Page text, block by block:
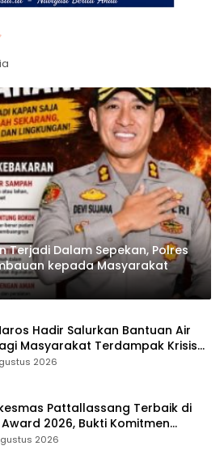
Terjadi Dalam Sepekan, Polres
kepada Masyarakat
Hadir Salurkan Bantuan Air
Masyarakat Terdampak Krisis
Di Maros
2026
Pattallassang Terbaik di
2026, Bukti Komitmen
Pelayanan Kesehatan Berkualitas
2026